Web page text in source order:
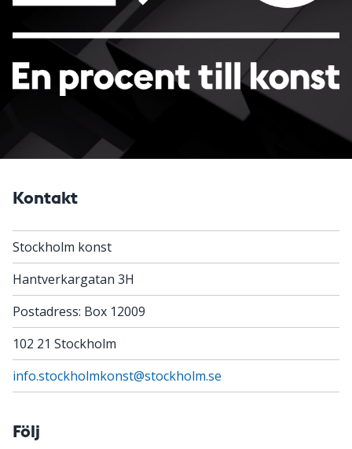
Kontakt
Stockholm konst
Hantverkargatan 3H
Postadress: Box 12009
102 21 Stockholm
info.stockholmkonst@stockholm.se
Följ